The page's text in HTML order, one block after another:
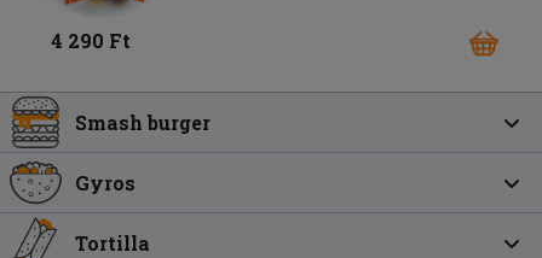
4 290 Ft
Smash burger
Gyros
Tortilla